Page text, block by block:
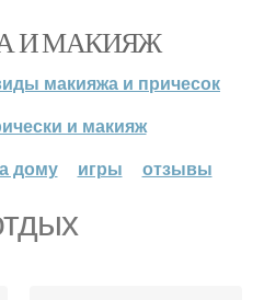
И МАКИЯЖ
макияжа и причесок
и макияж
дому
игры отзывы